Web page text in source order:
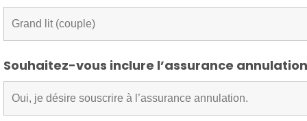
Souhaitez-vous inclure l’assurance